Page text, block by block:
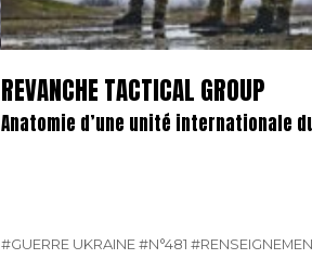
REVANCHE TACTICAL GROUP
Anatomie d’une unité internationale
#GUERRE UKRAINE#N°481